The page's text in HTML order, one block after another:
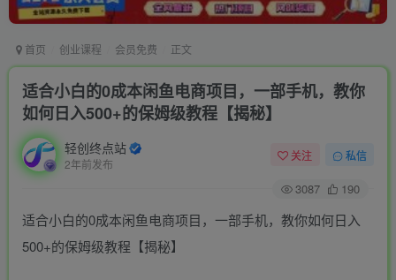
首页 创业课程 会员免费 正文
适合小白的0成本闲鱼电商项目，一部手机，教你
如何日入500+的保姆级教程【揭秘】
轻创终点站
2年前发布
关注 私信
3087 190
适合小白的0成本闲鱼电商项目，一部手机，教你如何日入
500+的保姆级教程【揭秘】